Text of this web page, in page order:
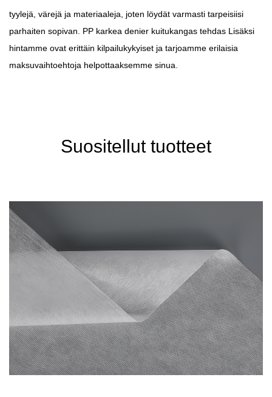
tyylejä, värejä ja materiaaleja, joten löydät varmasti tarpeisiisi
parhaiten sopivan. PP karkea denier kuitukangas tehdas Lisäksi
hintamme ovat erittäin kilpailukykyiset ja tarjoamme erilaisia ​​
maksuvaihtoehtoja helpottaaksemme sinua.
Suositellut tuotteet